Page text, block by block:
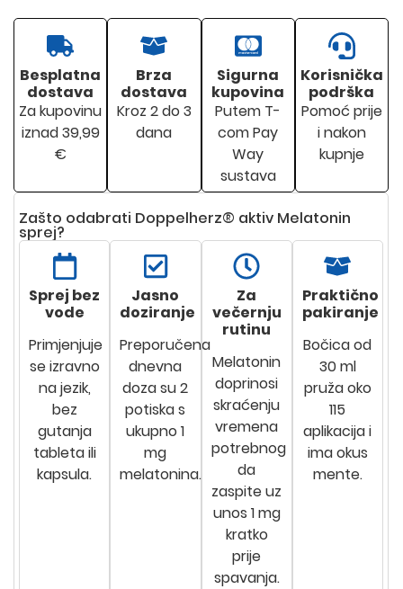
Besplatna
dostava
Za kupovinu
iznad 39,99
€
Brza
dostava
Kroz 2 do 3
dana
Sigurna
kupovina
Putem T-
com Pay
Way
sustava
Korisnička
podrška
Pomoć prije
i nakon
kupnje
Zašto odabrati Doppelherz® aktiv Melatonin
sprej?
Sprej bez
vode
Primjenjuje
se izravno
na jezik,
bez
gutanja
tableta ili
kapsula.
Jasno
doziranje
Preporučena
dnevna
doza su 2
potiska s
ukupno 1
mg
melatonina.
Za
večernju
rutinu
Melatonin
doprinosi
skraćenju
vremena
potrebnog
da
zaspite uz
unos 1 mg
kratko
prije
spavanja.
Praktično
pakiranje
Bočica od
30 ml
pruža oko
115
aplikacija i
ima okus
mente.